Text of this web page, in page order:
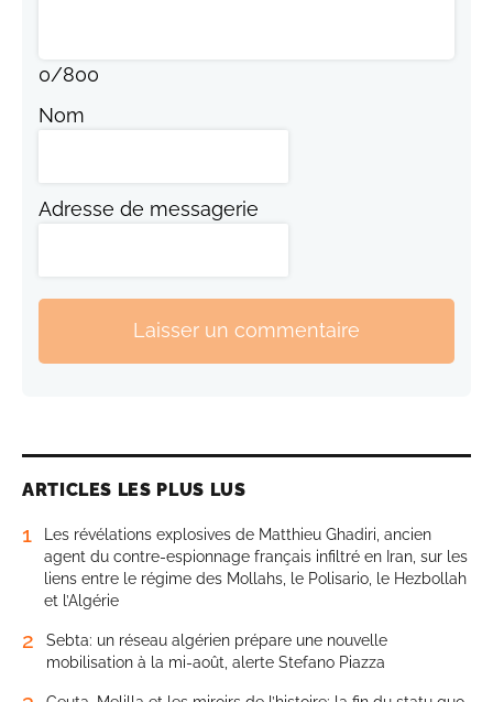
0/800
Nom
Adresse de messagerie
Laisser un commentaire
ARTICLES LES PLUS LUS
1
Les révélations explosives de Matthieu Ghadiri, ancien
agent du contre-espionnage français infiltré en Iran, sur les
liens entre le régime des Mollahs, le Polisario, le Hezbollah
et l’Algérie
2
Sebta: un réseau algérien prépare une nouvelle
mobilisation à la mi-août, alerte Stefano Piazza